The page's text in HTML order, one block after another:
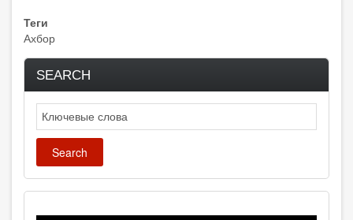
Теги
Ахбор
SEARCH
Search